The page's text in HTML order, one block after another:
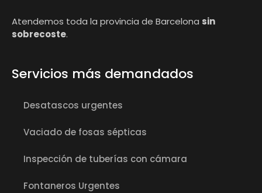
Atendemos toda la provincia de Barcelona sin
sobrecoste.
Servicios más demandados
Desatascos urgentes
Vaciado de fosas sépticas
Inspección de tuberías con cámara
Fontaneros Urgentes